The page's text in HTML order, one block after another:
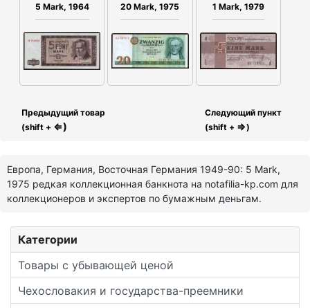
Категории
Товары с убывающей ценой
Чехословакия и государства-преемники
5 Mark, 1964 20 Mark, 1975 1 Mark, 1979
Предыдущий товар
(shift + ⇐)
Следующий пункт
(shift + ⇒)
Европа, Германия, Восточная Германия 1949-90: 5 Mark,
1975 редкая коллекционная банкнота на notafilia-kp.com для
коллекционеров и экспертов по бумажным деньгам.